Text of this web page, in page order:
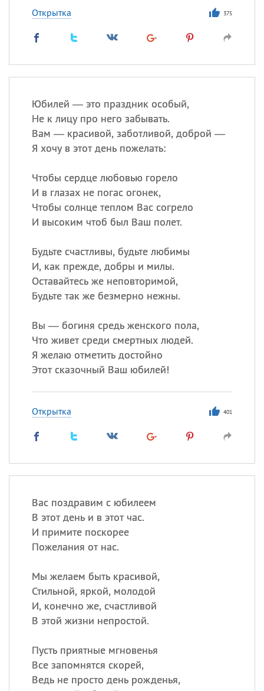
Открытка 375
Юбилей — это праздник особый,
Не к лицу про него забывать.
Вам — красивой, заботливой, доброй —
Я хочу в этот день пожелать:
Чтобы сердце любовью горело
И в глазах не погас огонек,
Чтобы солнце теплом Вас согрело
И высоким чтоб был Ваш полет.
Будьте счастливы, будьте любимы
И, как прежде, добры и милы.
Оставайтесь же неповторимой,
Будьте так же безмерно нежны.
Вы — богиня средь женского пола,
Что живет среди смертных людей.
Я желаю отметить достойно
Этот сказочный Ваш юбилей!
Открытка 401
Вас поздравим с юбилеем
В этот день и в этот час.
И примите поскорее
Пожелания от нас.
Мы желаем быть красивой,
Стильной, яркой, молодой
И, конечно же, счастливой
В этой жизни непростой.
Пусть приятные мгновенья
Все запомнятся скорей,
Ведь не просто день рожденья,